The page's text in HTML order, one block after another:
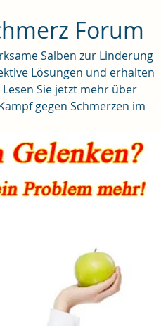
Forum
Salben zur Linderung
Lösungen und erhalten
Sie jetzt mehr über
gegen Schmerzen im